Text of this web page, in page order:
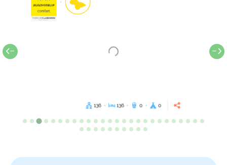
136 136 0 0